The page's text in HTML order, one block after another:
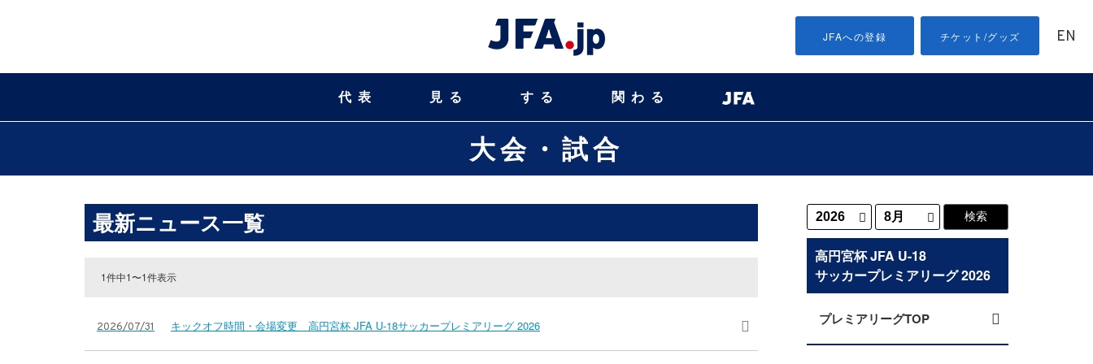
JFAへの登録 チケット/グッズ EN
代表 見る する 関わる
大会・試合
最新ニュース一覧
1件中1〜1件表示
2026/07/31 キックオフ時間・会場変更 高円宮杯 JFA U-18サッカープレミアリーグ 2026
高円宮杯 JFA U-18
サッカープレミアリーグ 2026
プレミアリーグTOP